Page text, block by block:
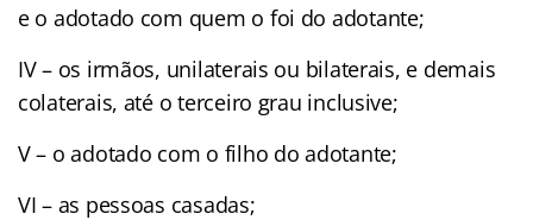
e o adotado com quem o foi do adotante;
IV – os irmãos, unilaterais ou bilaterais, e demais
colaterais, até o terceiro grau inclusive;
V – o adotado com o filho do adotante;
VI – as pessoas casadas;